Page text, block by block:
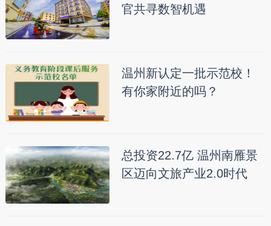
官共寻数智机遇
温州新认定一批示范校！
有你家附近的吗？
总投资22.7亿 温州南雁景
区迈向文旅产业2.0时代